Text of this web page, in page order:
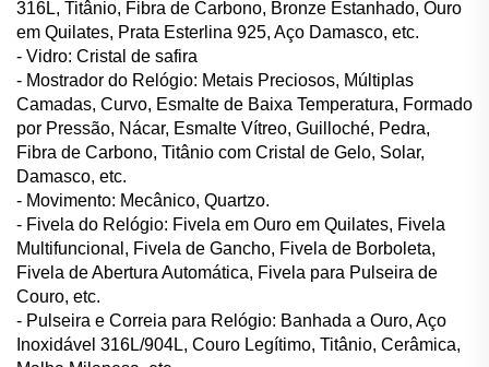
316L, Titânio, Fibra de Carbono, Bronze Estanhado, Ouro
em Quilates, Prata Esterlina 925, Aço Damasco, etc.
- Vidro: Cristal de safira
- Mostrador do Relógio: Metais Preciosos, Múltiplas
Camadas, Curvo, Esmalte de Baixa Temperatura, Formado
por Pressão, Nácar, Esmalte Vítreo, Guilloché, Pedra,
Fibra de Carbono, Titânio com Cristal de Gelo, Solar,
Damasco, etc.
- Movimento: Mecânico, Quartzo.
- Fivela do Relógio: Fivela em Ouro em Quilates, Fivela
Multifuncional, Fivela de Gancho, Fivela de Borboleta,
Fivela de Abertura Automática, Fivela para Pulseira de
Couro, etc.
- Pulseira e Correia para Relógio: Banhada a Ouro, Aço
Inoxidável 316L/904L, Couro Legítimo, Titânio, Cerâmica,